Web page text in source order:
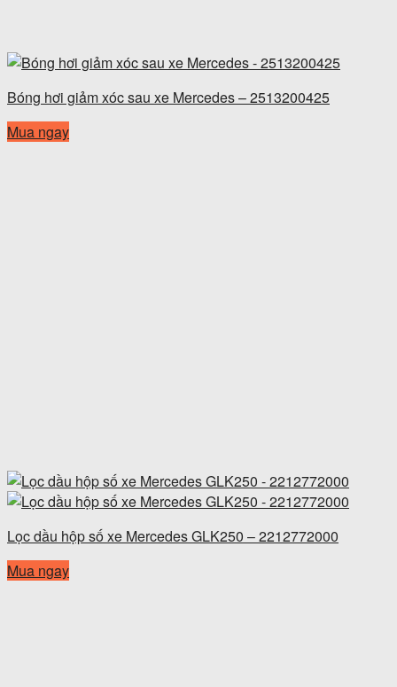
Bóng hơi giảm xóc sau xe Mercedes – 2513200425
Mua ngay
Lọc dầu hộp số xe Mercedes GLK250 – 2212772000
Mua ngay